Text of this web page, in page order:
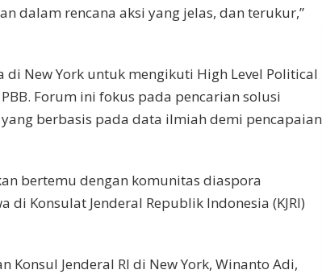
dalam rencana aksi yang jelas, dan terukur,”
di New York untuk mengikuti High Level Political
Forum ini fokus pada pencarian solusi
berbasis pada data ilmiah demi pencapaian
bertemu dengan komunitas diaspora
di Konsulat Jenderal Republik Indonesia (KJRI)
Konsul Jenderal RI di New York, Winanto Adi,